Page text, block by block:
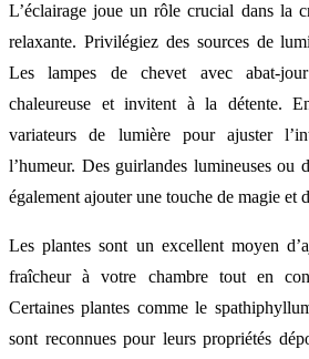
L’éclairage joue un rôle crucial dans la
relaxante. Privilégiez des sources de
Les lampes de chevet avec abat-
chaleureuse et invitent à la détente.
variateurs de lumière pour ajuster
l’humeur. Des guirlandes lumineuses ou
également ajouter une touche de magie et
Les plantes sont un excellent moyen
fraîcheur à votre chambre tout en
Certaines plantes comme le
sont reconnues pour leurs propriétés